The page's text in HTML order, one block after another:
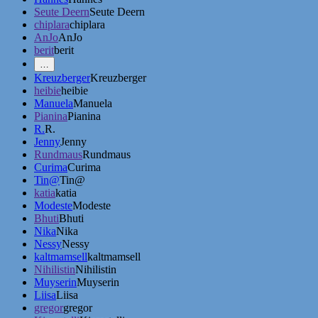
Seute DeernSeute Deern
chiplarachiplara
AnJoAnJo
beritberit
…
Erwähnungen
zeigen
KreuzbergerKreuzberger
heibieheibie
ManuelaManuela
PianinaPianina
R.R.
JennyJenny
RundmausRundmaus
CurimaCurima
Tin@Tin@
katiakatia
ModesteModeste
BhutiBhuti
NikaNika
NessyNessy
kaltmamsellkaltmamsell
NihilistinNihilistin
MuyserinMuyserin
LiisaLiisa
gregorgregor